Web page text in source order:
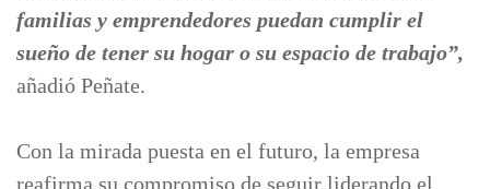
familias y emprendedores puedan cumplir el
sueño de tener su hogar o su espacio de trabajo”,
añadió Peñate.
Con la mirada puesta en el futuro, la empresa
reafirma su compromiso de seguir liderando el